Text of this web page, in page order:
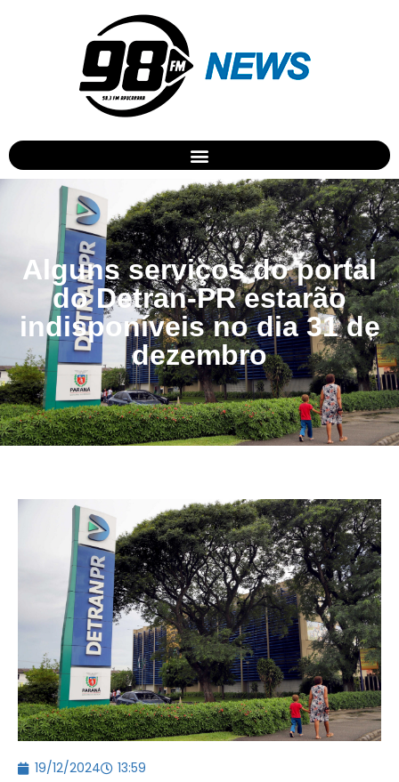
Alguns serviços do portal
do Detran-PR estarão
indisponíveis no dia 31 de
dezembro
19/12/2024 13:59